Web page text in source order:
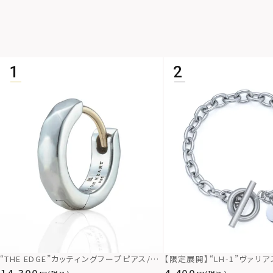
“THE EDGE”カッティングフープピアス/シ
ルバー925
【限定展開】“LH-1”ヴァリア
スレット/アズキ/サージカルス